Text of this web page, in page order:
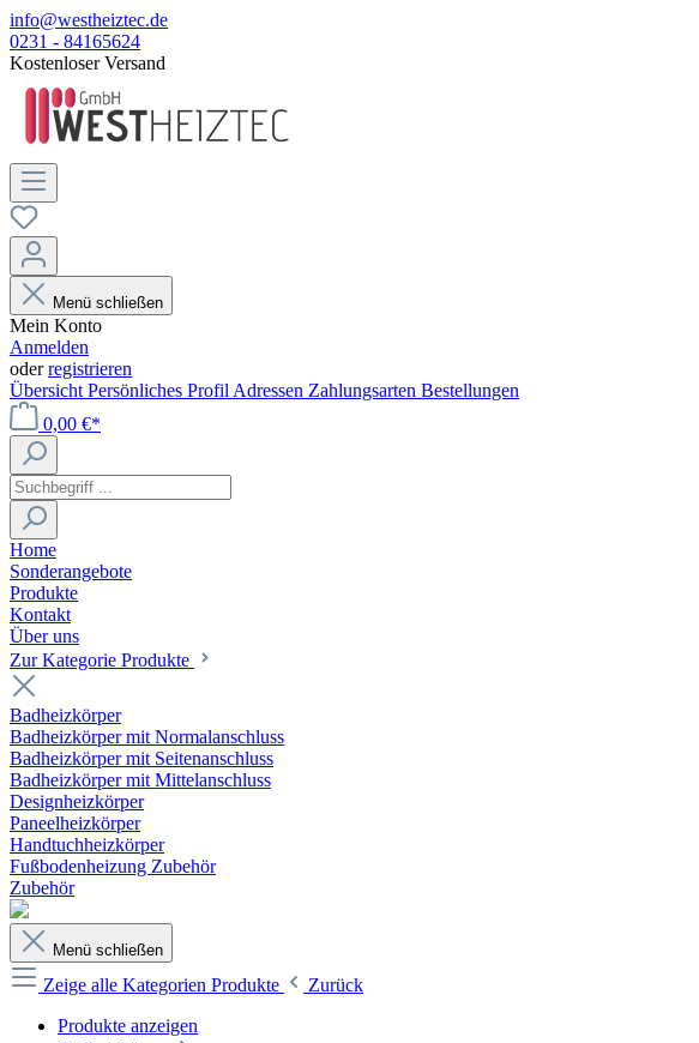
info@westheiztec.de
0231 - 84165624
Kostenloser Versand
Menü schließen
Mein Konto
Anmelden
oderregistrieren
Übersicht Persönliches Profil Adressen Zahlungsarten Bestellungen
0,00 €*
Home
Sonderangebote
Produkte
Kontakt
Über uns
Zur Kategorie Produkte
Badheizkörper
Badheizkörper mit Normalanschluss
Badheizkörper mit Seitenanschluss
Badheizkörper mit Mittelanschluss
Designheizkörper
Paneelheizkörper
Handtuchheizkörper
Fußbodenheizung Zubehör
Zubehör
Menü schließen
Zeige alle Kategorien Produkte
Zurück
Produkte anzeigen